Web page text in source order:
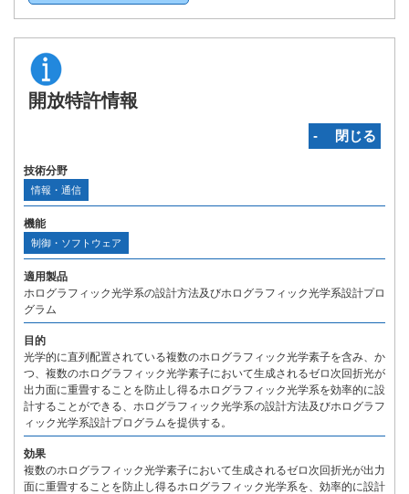
開放特許情報
‐ 閉じる
技術分野
情報・通信
機能
制御・ソフトウェア
適用製品
ホログラフィック光学系の設計方法及びホログラフィック光学系設計プロ
グラム
目的
光学的に直列配置されている複数のホログラフィック光学素子を含み、か
つ、複数のホログラフィック光学素子において生成されるゼロ次回折光が
出力面に重畳することを防止し得るホログラフィック光学系を効率的に設
計することができる、ホログラフィック光学系の設計方法及びホログラフ
ィック光学系設計プログラムを提供する。
効果
複数のホログラフィック光学素子において生成されるゼロ次回折光が出力
面に重畳することを防止し得るホログラフィック光学系を、効率的に設計